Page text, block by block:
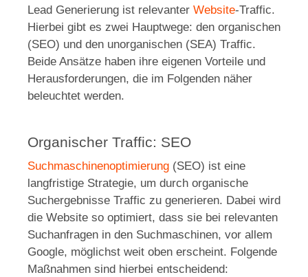
Lead Generierung ist relevanter Website-Traffic.
Hierbei gibt es zwei Hauptwege: den organischen
(SEO) und den unorganischen (SEA) Traffic.
Beide Ansätze haben ihre eigenen Vorteile und
Herausforderungen, die im Folgenden näher
beleuchtet werden.
Organischer Traffic: SEO
Suchmaschinenoptimierung (SEO) ist eine
langfristige Strategie, um durch organische
Suchergebnisse Traffic zu generieren. Dabei wird
die Website so optimiert, dass sie bei relevanten
Suchanfragen in den Suchmaschinen, vor allem
Google, möglichst weit oben erscheint. Folgende
Maßnahmen sind hierbei entscheidend: